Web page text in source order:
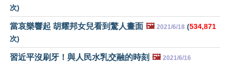
次)
當哀樂響起 胡耀邦女兒看到驚人畫面 🖼️ 2021/6/18 (534,871
次)
習近平沒刷牙！與人民水乳交融的時刻 🖼️ 2021/6/16